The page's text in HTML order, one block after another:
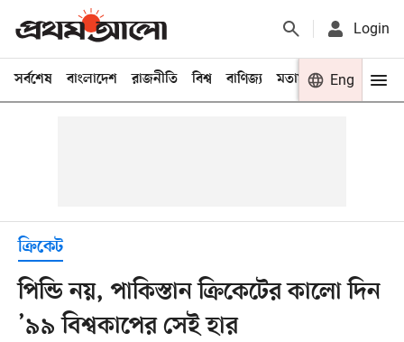
Login
সর্বশেষ বাংলাদেশ রাজনীতি বিশ্ব বাণিজ্য মতামত খেলা
Eng
ক্রিকেট
পিন্ডি নয়, পাকিস্তান ক্রিকেটের কালো দিন
’৯৯ বিশ্বকাপের সেই হার